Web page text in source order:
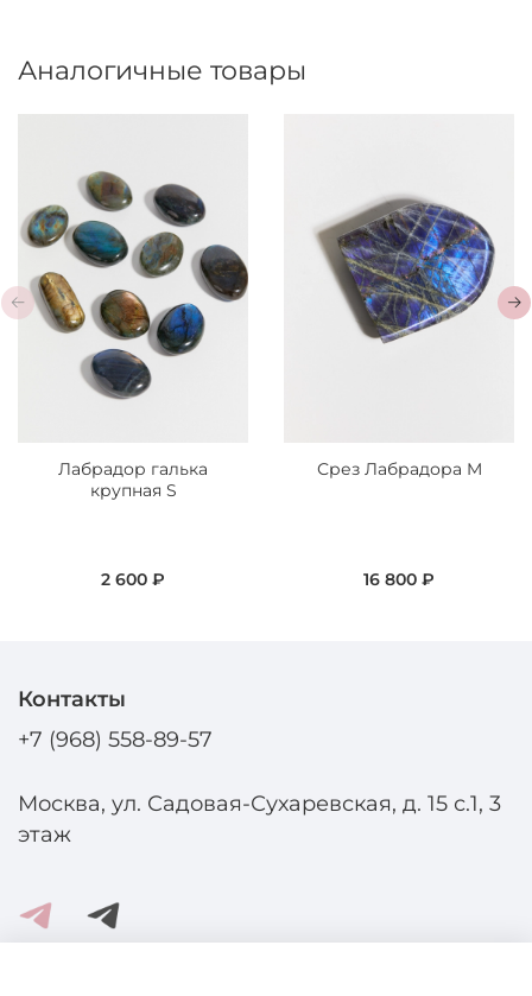
Аналогичные товары
Лабрадор галька
крупная S
2 600 ₽
Срез Лабрадора M
16 800 ₽
Контакты
+7 (968) 558-89-57
Москва, ул. Садовая-Сухаревская, д. 15 с.1, 3
этаж